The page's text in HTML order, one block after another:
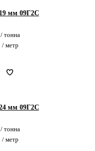
мм 09Г2С
/ тонна
/ метр
мм 09Г2С
/ тонна
/ метр